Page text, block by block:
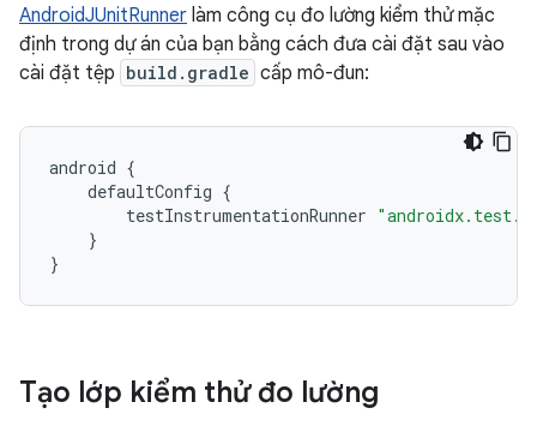
AndroidJUnitRunner làm công cụ đo lường kiểm thử mặc
định trong dự án của bạn bằng cách đưa cài đặt sau vào
cài đặt tệp build.gradle cấp mô-đun:
android {
defaultConfig {
testInstrumentationRunner
}
}
Tạo lớp kiểm thử đo lường